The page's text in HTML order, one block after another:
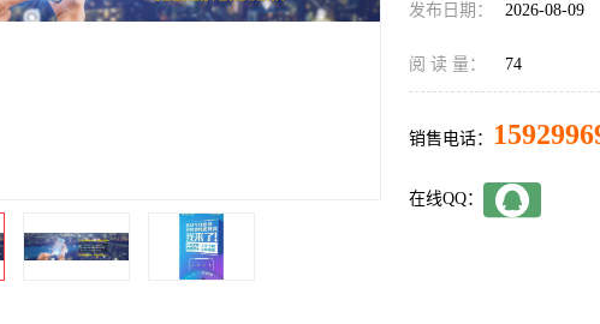
发布日期： 2026-08-09
阅 读 量： 74
销售电话：
在线QQ：